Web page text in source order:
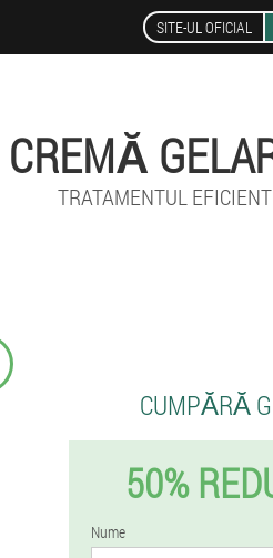
SITE-UL OFICIAL
CREMĂ
TRATAMENTUL
CUMPĂRĂ
50%
Nume